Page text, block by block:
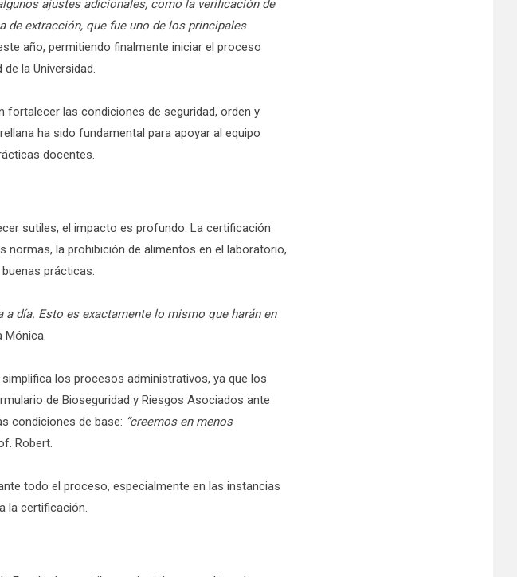
ajustes adicionales, como la verificación de
extracción, que fue uno de los principales
año, permitiendo finalmente iniciar el proceso
la Universidad.
fortalecer las condiciones de seguridad, orden y
ha sido fundamental para apoyar al equipo
docentes.
sutiles, el impacto es profundo. La certificación
normas, la prohibición de alimentos en el laboratorio,
prácticas.
a día. Esto es exactamente lo mismo que harán en
Mónica.
los procesos administrativos, ya que los
de Bioseguridad y Riesgos Asociados ante
condiciones de base: “creemos en menos
Robert.
todo el proceso, especialmente en las instancias
la certificación.